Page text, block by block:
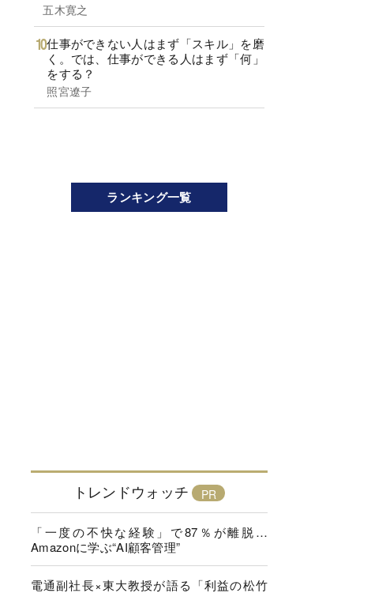
五木寛之
仕事ができない人はまず「スキル」を磨
く。では、仕事ができる人はまず「何」
をする？
照宮遼子
ランキング一覧
トレンドウォッチ
「一度の不快な経験」で87％が離脱…
Amazonに学ぶ“AI顧客管理”
電通副社長×東大教授が語る「利益の松竹